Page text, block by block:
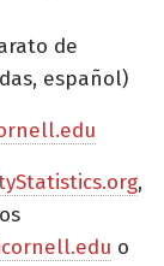
de
español)
,
o